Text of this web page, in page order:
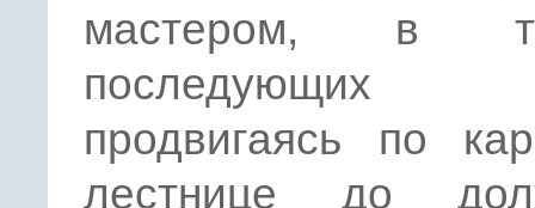
мастером, в
продвигаясь по
лестнице до